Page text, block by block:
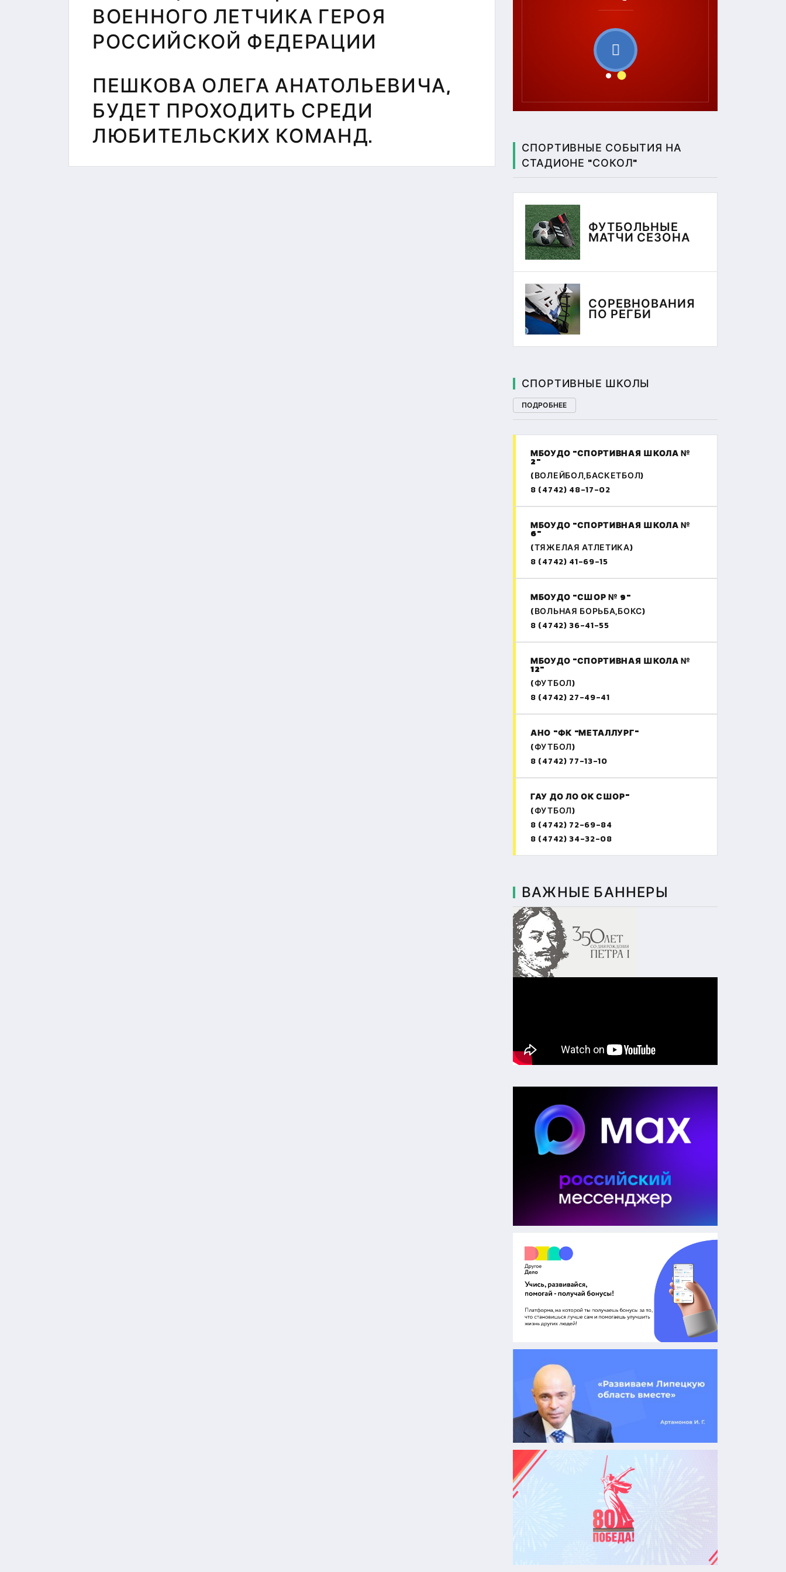
ВОЕННОГО ЛЕТЧИКА ГЕРОЯ
РОССИЙСКОЙ ФЕДЕРАЦИИ
ПЕШКОВА ОЛЕГА АНАТОЛЬЕВИЧА,
БУДЕТ ПРОХОДИТЬ СРЕДИ
ЛЮБИТЕЛЬСКИХ КОМАНД.
СПОРТИВНЫЕ СОБЫТИЯ НА
СТАДИОНЕ "СОКОЛ"
ФУТБОЛЬНЫЕ
МАТЧИ СЕЗОНА
СОРЕВНОВАНИЯ
ПО РЕГБИ
СПОРТИВНЫЕ ШКОЛЫ
ПОДРОБНЕЕ
МБОУДО "СПОРТИВНАЯ ШКОЛА №
2"
(ВОЛЕЙБОЛ,БАСКЕТБОЛ)
8 (4742) 48-17-02
МБОУДО "СПОРТИВНАЯ ШКОЛА №
6"
(ТЯЖЕЛАЯ АТЛЕТИКА)
8 (4742) 41-69-15
МБОУДО "СШОР № 9"
(ВОЛЬНАЯ БОРЬБА,БОКС)
8 (4742) 36-41-55
МБОУДО "СПОРТИВНАЯ ШКОЛА №
12"
(ФУТБОЛ)
8 (4742) 27-49-41
АНО "ФК "МЕТАЛЛУРГ"
(ФУТБОЛ)
8 (4742) 77-13-10
ГАУ ДО ЛО ОК СШОР"
(ФУТБОЛ)
8 (4742) 72-69-84
8 (4742) 34-32-08
ВАЖНЫЕ БАННЕРЫ